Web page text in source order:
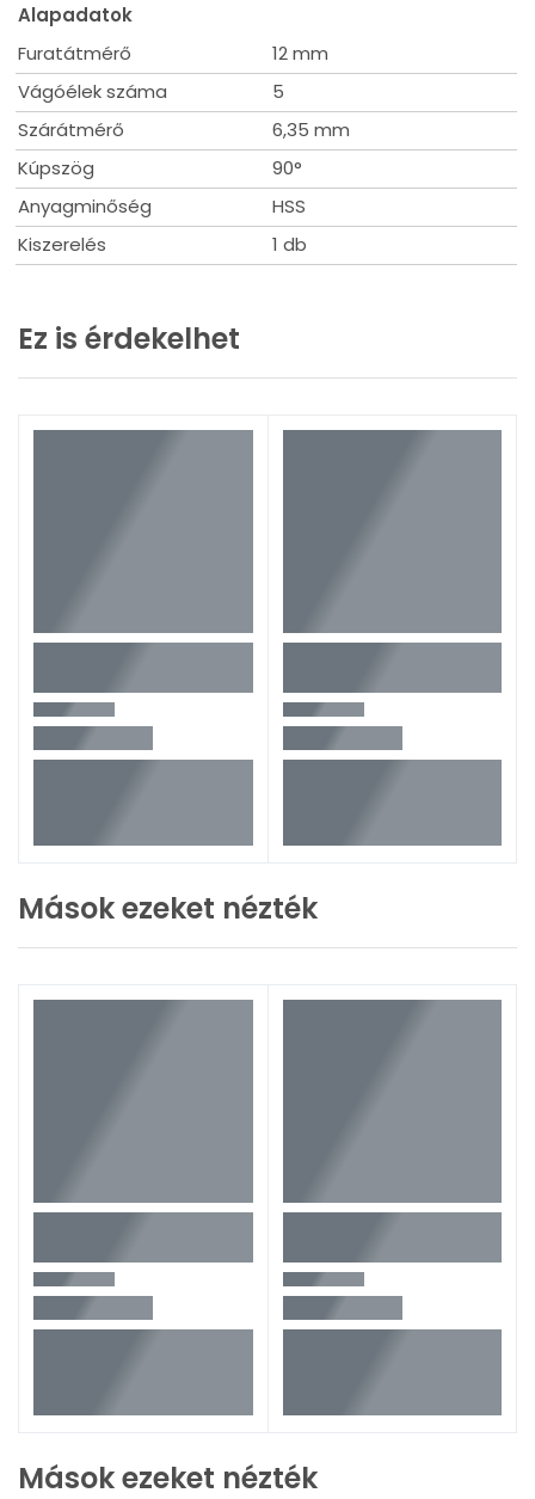
Alapadatok
Furatátmérő
12 mm
Vágóélek száma
5
Szárátmérő
6,35 mm
Kúpszög
90°
Anyagminőség
HSS
Kiszerelés
1 db
Ez is érdekelhet
Mások ezeket nézték
Mások ezeket nézték